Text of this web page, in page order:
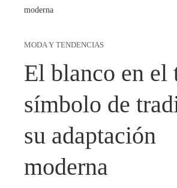
moderna
MODA Y TENDENCIAS
El blanco en el
símbolo de
su adaptación
moderna